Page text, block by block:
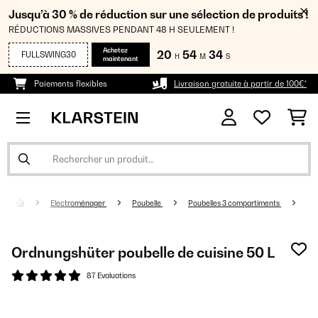
Jusqu’à 30 % de réduction sur une sélection de produits !
RÉDUCTIONS MASSIVES PENDANT 48 H SEULEMENT !
FULLSWING30
Achetez
maintenant
20 H 54 M 34 S
Paiements flexibles Livraison gratuite à partir de 100€*
Electroménager Poubelle Poubelles 3 compartiments
Ordnungshüter poubelle de cuisine 50 L
87 Evaluations